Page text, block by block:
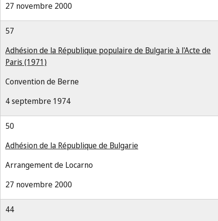
27 novembre 2000
57
Adhésion de la République populaire de Bulgarie à l'Acte de
Paris (1971)
Convention de Berne
4 septembre 1974
50
Adhésion de la République de Bulgarie
Arrangement de Locarno
27 novembre 2000
44